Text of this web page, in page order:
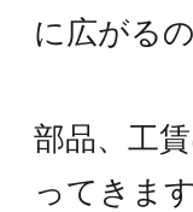
に広がる
部品、工
ってきます